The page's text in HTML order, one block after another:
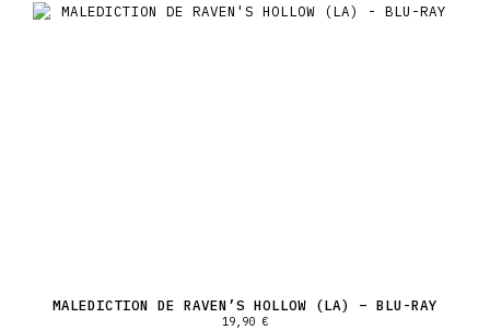
MALEDICTION DE RAVEN’S HOLLOW (LA) – BLU-RAY
19,90 €